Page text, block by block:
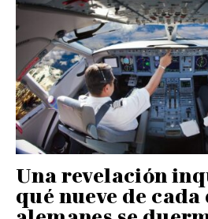
Una revelación
qué nueve de